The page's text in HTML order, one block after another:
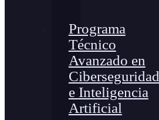
Programa
Técnico
Avanzado en
Ciberseguridad
e Inteligencia
Artificial